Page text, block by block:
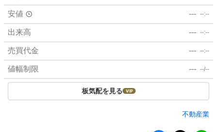
安値 --- --:--
出来高 --- --:--
売買代金 --- --:--
値幅制限 --- --/--
板気配を見る
不動産業